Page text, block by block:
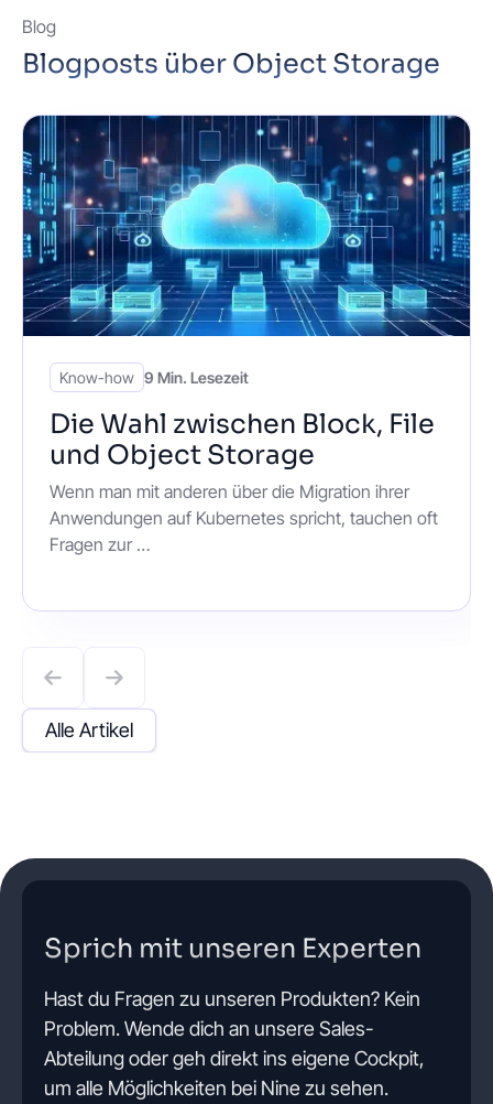
Blog
Blogposts über Object Storage
Know-how 9 Min. Lesezeit
Die Wahl zwischen Block, File
und Object Storage
Wenn man mit anderen über die Migration ihrer
Anwendungen auf Kubernetes spricht, tauchen oft
Fragen zur …
Alle Artikel
Sprich mit unseren Experten
Hast du Fragen zu unseren Produkten? Kein
Problem. Wende dich an unsere Sales-
Abteilung oder geh direkt ins eigene Cockpit,
um alle Möglichkeiten bei Nine zu sehen.